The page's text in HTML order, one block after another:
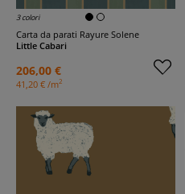
3 colori
Carta da parati Rayure Solene
Little Cabari
206,00 €
41,20 € /m2